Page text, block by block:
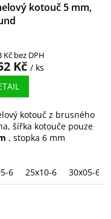
kotouč 5 mm,
Kč bez DPH
Kč / ks
kotouč z brusného
šířka kotouče pouze
, stopka 6 mm
6 25x10-6 30x05-6